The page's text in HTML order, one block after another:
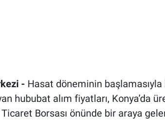
- Hasat döneminin
hububat alım fiyatları, Konya’da
Borsası önünde bir araya